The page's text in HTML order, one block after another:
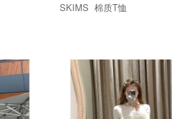
SKIMS 棉质T恤